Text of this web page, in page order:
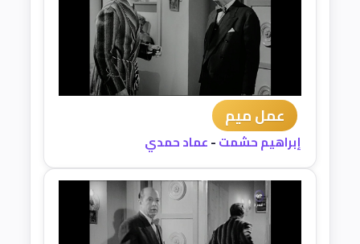
عمل ميم
إبراهيم حشمت-عماد حمدي